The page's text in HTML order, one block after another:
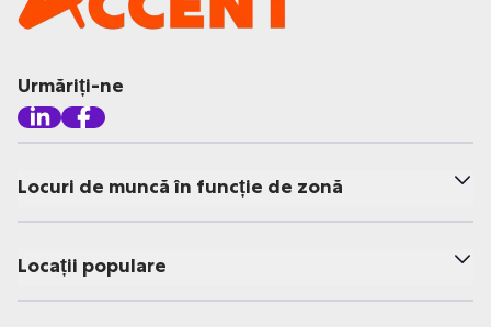
Urmăriți-ne
Locuri de muncă în funcție de zonă
Locații populare